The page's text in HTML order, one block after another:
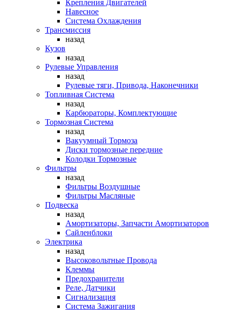
Крепления Двигателей
Навесное
Система Охлаждения
Трансмиссия
назад
Кузов
назад
Рулевые Управления
назад
Рулевые тяги, Привода, Наконечники
Топливная Система
назад
Карбюраторы, Комплектующие
Тормозная Система
назад
Вакуумный Тормоза
Диски тормозные передние
Колодки Тормозные
Фильтры
назад
Фильтры Воздушные
Фильтры Масляные
Подвеска
назад
Амортизаторы, Запчасти Амортизаторов
Сайленблоки
Электрика
назад
Высоковольтные Провода
Клеммы
Предохранители
Реле, Датчики
Сигнализация
Система Зажигания